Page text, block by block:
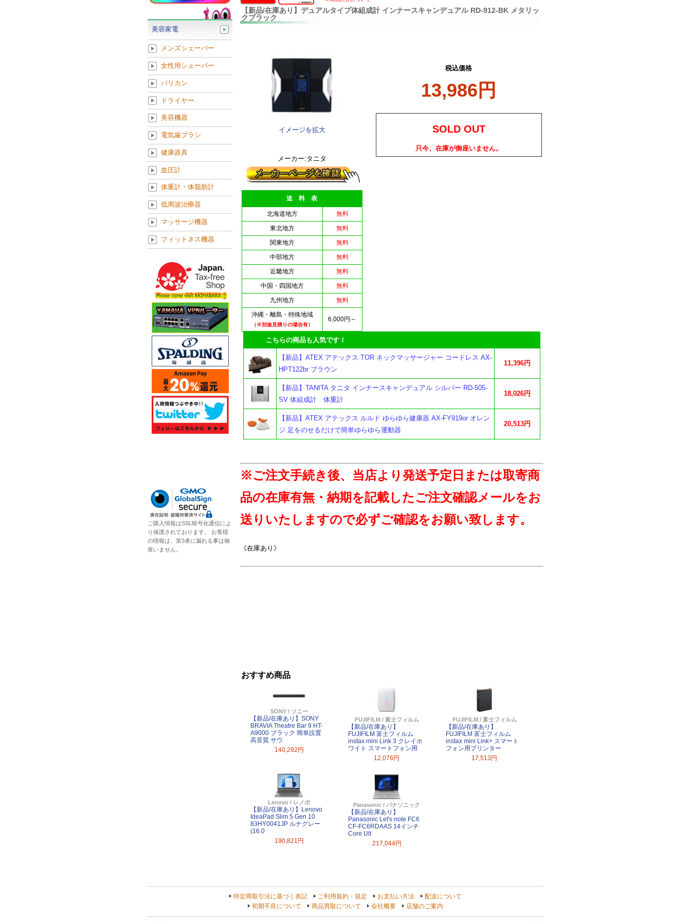
【新品/在庫あり】デュアルタイプ体組成計 インナースキャンデュアル RD-912-BK メタリッ
クブラック
イメージを拡大
メーカー:タニタ
送 料 表
北海道地方
無料
東北地方
無料
関東地方
無料
中部地方
無料
近畿地方
無料
中国・四国地方
無料
九州地方
無料
沖縄・離島・特殊地域
（※別途見積りの場合有）
6,000円～
税込価格
13,986円
SOLD OUT
只今、在庫が御座いません。
こちらの商品も人気です！
【新品】ATEX アテックス TOR ネックマッサージャー コードレス AX-
HPT122br ブラウン
11,396円
【新品】TANITA タニタ インナースキャンデュアル シルバー RD-505-
SV 体組成計 体重計
18,026円
【新品】ATEX アテックス ルルド ゆらゆら健康器 AX-FY919or オレン
ジ 足をのせるだけで簡単ゆらゆら運動器
20,513円
※ご注文手続き後、当店より発送予定日または取寄商
品の在庫有無・納期を記載したご注文確認メールをお
送りいたしますので必ずご確認をお願い致します。
《在庫あり》
おすすめ商品
SONY / ソニー
【新品/在庫あり】SONY
BRAVIA Theatre Bar 9 HT-
A9000 ブラック 簡単設置
高音質 サウ
140,292円
FUJIFILM / 富士フィルム
【新品/在庫あり】
FUJIFILM 富士フィルム
instax mini Link 3 クレイホ
ワイト スマートフォン用
12,076円
FUJIFILM / 富士フィルム
【新品/在庫あり】
FUJIFILM 富士フィルム
instax mini Link+ スマート
フォン用プリンター
17,513円
Lenovo / レノボ
【新品/在庫あり】Lenovo
IdeaPad Slim 5 Gen 10
83HY0041JP ルナグレー
(16.0
190,821円
Panasonic / パナソニック
【新品/在庫あり】
Panasonic Let's note FC6
CF-FC6RDAAS 14インチ
Core Ult
217,044円
美容家電
メンズシェーバー
女性用シェーバー
バリカン
ドライヤー
美容機器
電気歯ブラシ
健康器具
血圧計
体重計・体脂肪計
低周波治療器
マッサージ機器
フィットネス機器
ご購入情報はSSL暗号化通信によ
り保護されております。 お客様
の情報は、第3者に漏れる事は御
座いません。
特定商取引法に基づく表記 ご利用規約・規定 お支払い方法
配送について
初期不良について
商品買取について 会社概要 店舗のご案内